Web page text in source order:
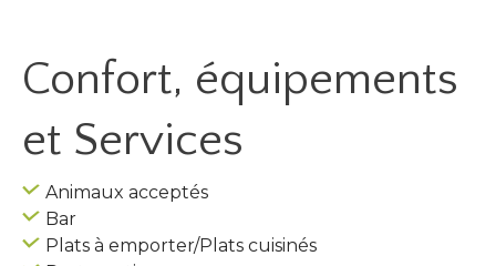
Confort, équipements
et Services
Animaux acceptés
Bar
Plats à emporter/Plats cuisinés